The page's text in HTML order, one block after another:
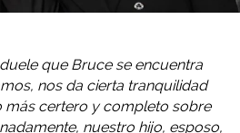
que Bruce se encuentra
nos da cierta tranquilidad
más certero y completo sobre
nuestro hijo, esposo,